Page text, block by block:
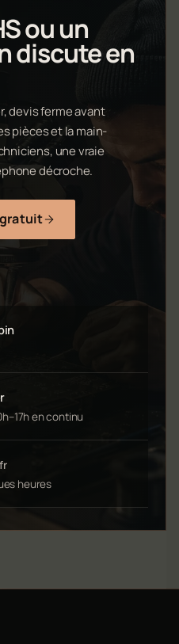
ou un
discute en
devis ferme avant
pièces et la main-
une vraie
décroche.
en continu
heures